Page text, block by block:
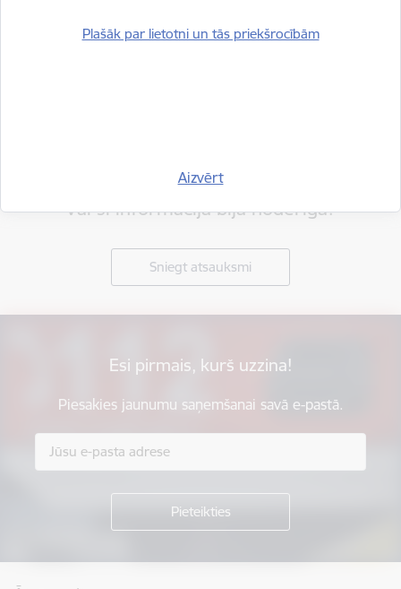
Plašāk par lietotni un tās priekšrocībām
Aizvērt
Vai šī informācija bija noderīga?
Sniegt atsauksmi
Esi pirmais, kurš uzzina!
Piesakies jaunumu saņemšanai savā e-pastā.